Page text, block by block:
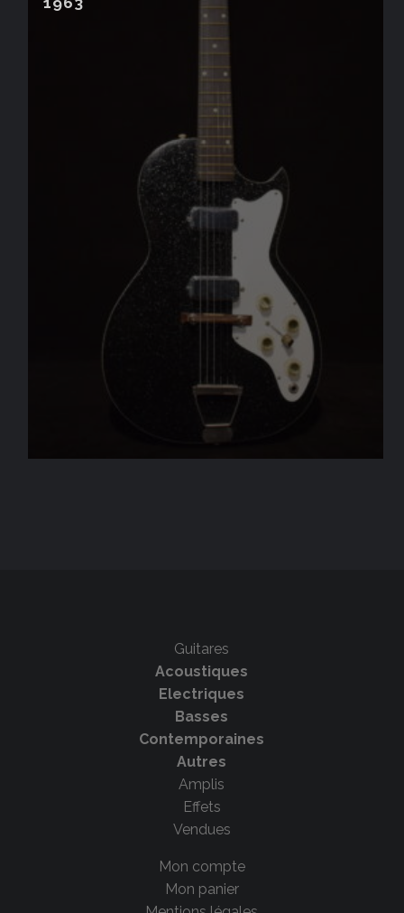
Guitares
Acoustiques
Electriques
Basses
Contemporaines
Autres
Amplis
Effets
Vendues
Mon compte
Mon panier